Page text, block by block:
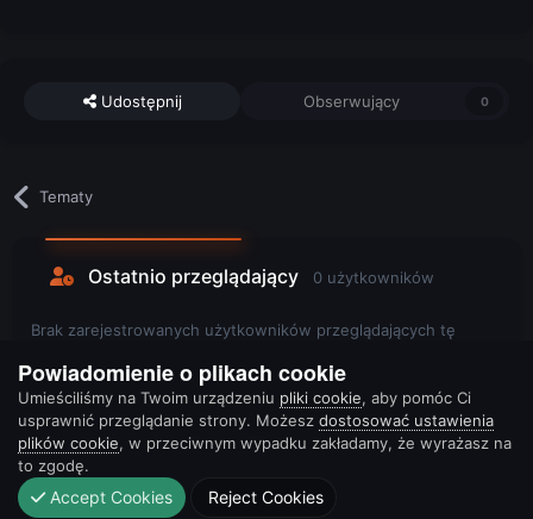
Udostępnij Obserwujący 0
Tematy
Ostatnio przeglądający 0 użytkowników
Brak zarejestrowanych użytkowników przeglądających tę
Powiadomienie o plikach cookie
Umieściliśmy na Twoim urządzeniu pliki cookie, aby pomóc Ci
usprawnić przeglądanie strony. Możesz dostosować ustawienia
plików cookie, w przeciwnym wypadku zakładamy, że wyrażasz na
to zgodę.
Accept Cookies Reject Cookies